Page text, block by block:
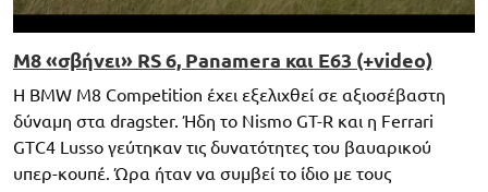
M8 «σβήνει» RS 6, Panamera και E63 (+video)
Η BMW M8 Competition έχει εξελιχθεί σε αξιοσέβαστη
δύναμη στα dragster. Ήδη το Nismo GT-R και η Ferrari
GTC4 Lusso γεύτηκαν τις δυνατότητες του βαυαρικού
υπερ-κουπέ. Ώρα ήταν να συμβεί το ίδιο με τους